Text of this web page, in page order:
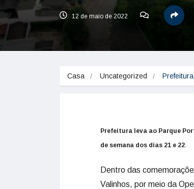
12 de maio de 2022
Casa Uncategorized
Prefeitura leva ao Parque
de semana dos dias 21 e 22.
Dentro das
Valinhos, por meio da